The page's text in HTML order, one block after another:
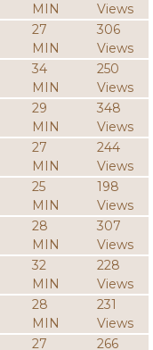
MIN
Views
27
MIN
306
Views
34
MIN
250
Views
29
MIN
348
Views
27
MIN
244
Views
25
MIN
198
Views
28
MIN
307
Views
32
MIN
228
Views
28
MIN
231
Views
27
266